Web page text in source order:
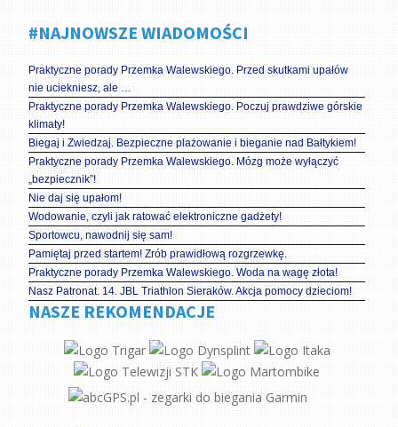
#NAJNOWSZE WIADOMOŚCI
Praktyczne porady Przemka Walewskiego. Przed skutkami upałów
nie uciekniesz, ale …
Praktyczne porady Przemka Walewskiego. Poczuj prawdziwe górskie
klimaty!
Biegaj i Zwiedzaj. Bezpieczne plażowanie i bieganie nad Bałtykiem!
Praktyczne porady Przemka Walewskiego. Mózg może wyłączyć
„bezpiecznik”!
Nie daj się upałom!
Wodowanie, czyli jak ratować elektroniczne gadżety!
Sportowcu, nawodnij się sam!
Pamiętaj przed startem! Zrób prawidłową rozgrzewkę.
Praktyczne porady Przemka Walewskiego. Woda na wagę złota!
Nasz Patronat. 14. JBL Triathlon Sieraków. Akcja pomocy dzieciom!
NASZE REKOMENDACJE